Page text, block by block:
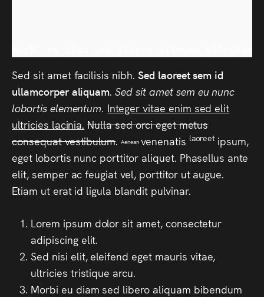
LOOP OOK MEE IN DE
MIDNIGHT WALK DOKKUM
Sed sit amet facilisis nibh. Sed laoreet sem id
ullamcorper aliquam. Sed sit amet sem eu nunc
lobortis elementum. Integer vitae enim sed elit
ultricies lacinia. Nulla sed orci eget metus
consequat vestibulum.Aenean venenatis laoreet ipsum,
eget lobortis nunc porttitor aliquet. Phasellus ante
elit, semper ac feugiat vel, porttitor ut augue.
Etiam ut erat id ligula blandit pulvinar.
Lorem ipsum dolor sit amet, consectetur
adipiscing elit.
Sed nisi elit, eleifend eget mauris vitae,
ultricies tristique arcu.
Morbi eu diam sed libero aliquam bibendum